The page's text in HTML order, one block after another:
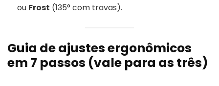
ou Frost (135° com travas).
Guia de ajustes ergonômicos
em 7 passos (vale para as três)